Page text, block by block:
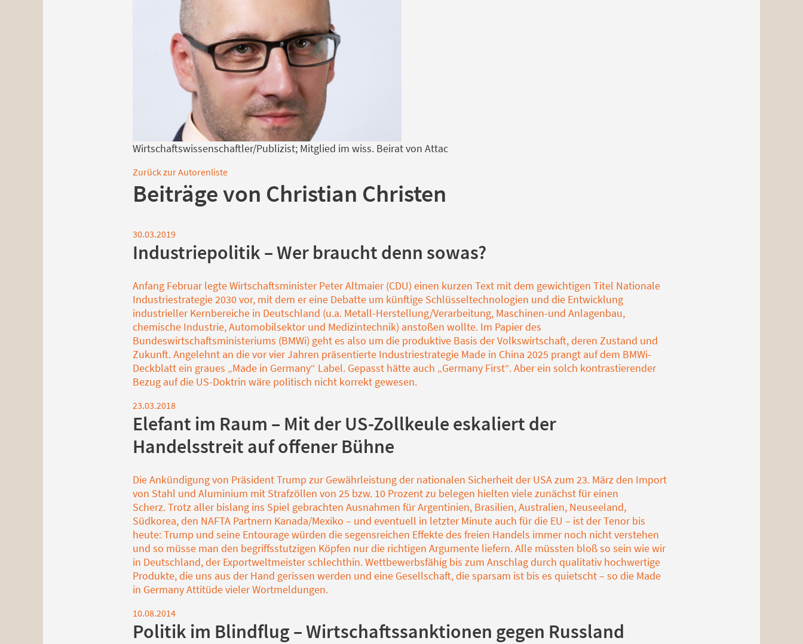
Wirtschaftswissenschaftler/Publizist; Mitglied im wiss. Beirat von Attac
Zurück zur Autorenliste
Beiträge von Christian Christen
30.03.2019
Industriepolitik – Wer braucht denn sowas?
Anfang Februar legte Wirtschaftsminister Peter Altmaier (CDU) einen kurzen Text mit dem gewichtigen Titel Nationale
Industriestrategie 2030 vor, mit dem er eine Debatte um künftige Schlüsseltechnologien und die Entwicklung
industrieller Kernbereiche in Deutschland (u.a. Metall-Herstellung/Verarbeitung, Maschinen-und Anlagenbau,
chemische Industrie, Automobilsektor und Medizintechnik) anstoßen wollte. Im Papier des
Bundeswirtschaftsministeriums (BMWi) geht es also um die produktive Basis der Volkswirtschaft, deren Zustand und
Zukunft. Angelehnt an die vor vier Jahren präsentierte Industriestrategie Made in China 2025 prangt auf dem BMWi-
Deckblatt ein graues „Made in Germany“ Label. Gepasst hätte auch „Germany First“. Aber ein solch kontrastierender
Bezug auf die US-Doktrin wäre politisch nicht korrekt gewesen.
23.03.2018
Elefant im Raum – Mit der US-Zollkeule eskaliert der
Handelsstreit auf offener Bühne
Die Ankündigung von Präsident Trump zur Gewährleistung der nationalen Sicherheit der USA zum 23. März den Import
von Stahl und Aluminium mit Strafzöllen von 25 bzw. 10 Prozent zu belegen hielten viele zunächst für einen
Scherz. Trotz aller bislang ins Spiel gebrachten Ausnahmen für Argentinien, Brasilien, Australien, Neuseeland,
Südkorea, den NAFTA Partnern Kanada/Mexiko – und eventuell in letzter Minute auch für die EU – ist der Tenor bis
heute: Trump und seine Entourage würden die segensreichen Effekte des freien Handels immer noch nicht verstehen
und so müsse man den begriffsstutzigen Köpfen nur die richtigen Argumente liefern. Alle müssten bloß so sein wie wir
in Deutschland, der Exportweltmeister schlechthin. Wettbewerbsfähig bis zum Anschlag durch qualitativ hochwertige
Produkte, die uns aus der Hand gerissen werden und eine Gesellschaft, die sparsam ist bis es quietscht – so die Made
in Germany Attitüde vieler Wortmeldungen.
10.08.2014
Politik im Blindflug – Wirtschaftssanktionen gegen Russland